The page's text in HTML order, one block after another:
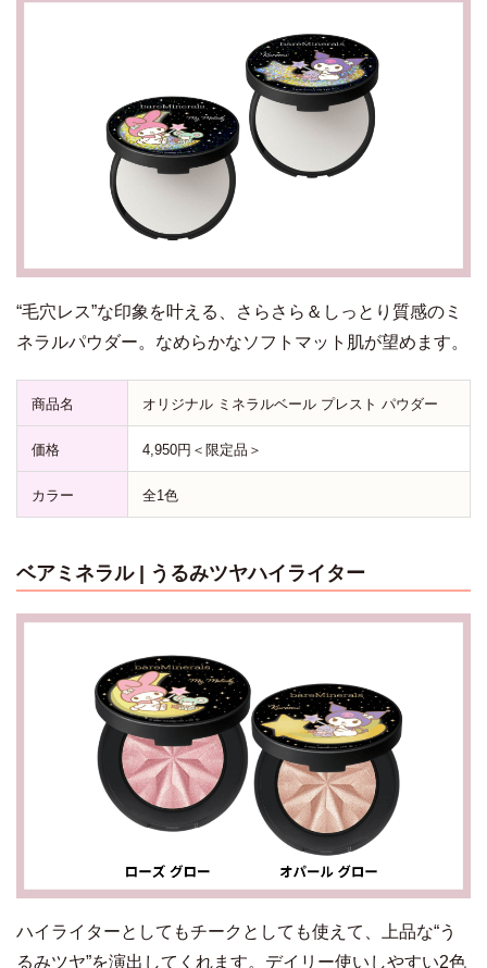
“毛穴レス”な印象を叶える、さらさら＆しっとり質感のミ
ネラルパウダー。なめらかなソフトマット肌が望めます。
商品名 オリジナル ミネラルベール プレスト パウダー
価格 4,950円＜限定品＞
カラー 全1色
ベアミネラル | うるみツヤハイライター
ハイライターとしてもチークとしても使えて、上品な“う
るみツヤ”を演出してくれます。デイリー使いしやすい2色